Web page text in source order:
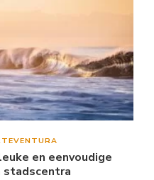
en eenvoudige
stadscentra